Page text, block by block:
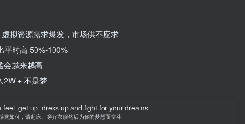
拟资源需求爆发，市场供不应求
平时高 50%-100%
会越来越高
2W + 不是梦
feel, get up, dress up and fight for your dreams.
觉如何，请起床、穿好衣服然后为你的梦想而奋斗